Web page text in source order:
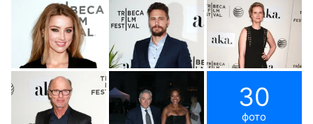
30
фото